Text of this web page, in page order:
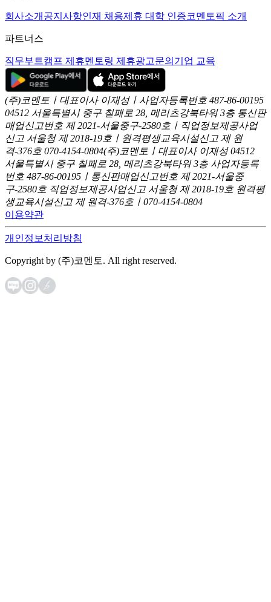
회사소개 공지사항인재 채용제휴 대학 인증코멘토픽 소개
파트너스
직무부트캠프 제휴멘토링 제휴광고문의 기업 교육
(주)코멘토ㅣ대표이사 이재성ㅣ사업자등록번호 487-86-00195
04512 서울특별시 중구 칠패로 28, 메리츠강북타워 3층 통신판
매업신고번호 제 2021-서울중구-2580호ㅣ직업정보제공사업
신고 서울청 제 2018-19호ㅣ원격평생교육시설신고 제 원
격-376호 070-4154-0804(주)코멘토ㅣ대표이사 이재성 04512
서울특별시 중구 칠패로 28, 메리츠강북타워 3층 사업자등록
번호 487-86-00195ㅣ통신판매업신고번호 제 2021-서울중
구-2580호 직업정보제공사업신고 서울청 제 2018-19호 원격평
생교육시설신고 제 원격-376호ㅣ070-4154-0804
이용약관
개인정보처리방침
Copyright by (주)코멘토. All right reserved.